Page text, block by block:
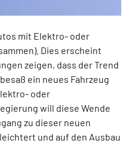
mit Elektro- oder
Dies erscheint
zeigen, dass der Trend
ein neues Fahrzeug
oder
will diese Wende
zu dieser neuen
und auf den Ausbau